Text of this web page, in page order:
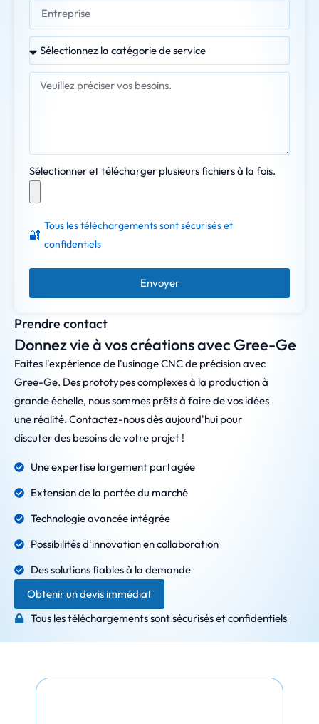
Prendre contact
Donnez vie à vos créations avec Gree-Ge
Faites l'expérience de l'usinage CNC de précision avec
Gree-Ge. Des prototypes complexes à la production à
grande échelle, nous sommes prêts à faire de vos idées
une réalité. Contactez-nous dès aujourd'hui pour
discuter des besoins de votre projet !
Une expertise largement partagée
Extension de la portée du marché
Technologie avancée intégrée
Possibilités d'innovation en collaboration
Des solutions fiables à la demande
Obtenir un devis immédiat
Tous les téléchargements sont sécurisés et confidentiels
Sélectionner et télécharger plusieurs fichiers à la fois.
🔐
Tous les téléchargements sont sécurisés et
confidentiels
Envoyer